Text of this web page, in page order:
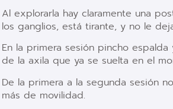
Al explorarla hay claramente una
los ganglios, está tirante, y no le
En la primera sesión pincho
de la axila que ya se suelta en el
De la primera a la segunda sesión
más de movilidad.